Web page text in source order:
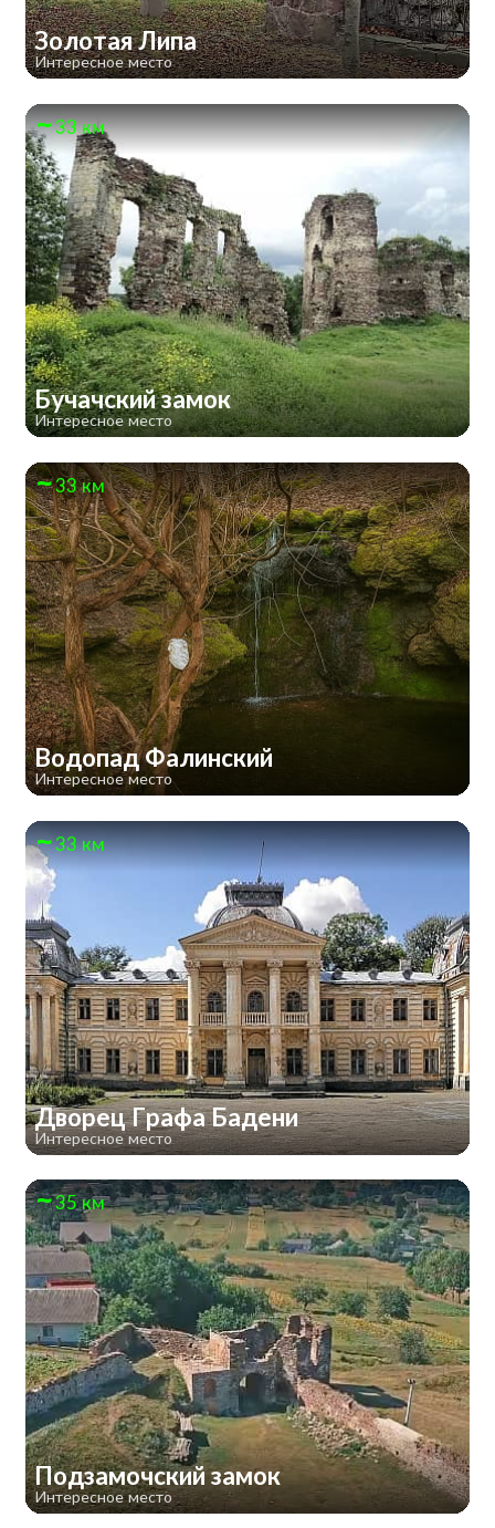
Золотая Липа
Интересное место
33 км
Бучачский замок
Интересное место
33 км
Водопад Фалинский
Интересное место
33 км
Дворец Графа Бадени
Интересное место
35 км
Подзамочский замок
Интересное место